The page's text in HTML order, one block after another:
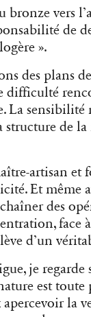
bronze vers
de
».
des plans
difficulté
La sensibilité
de la
artisan et
Et même
des
face
d’un
je
est toute
apercevoir la